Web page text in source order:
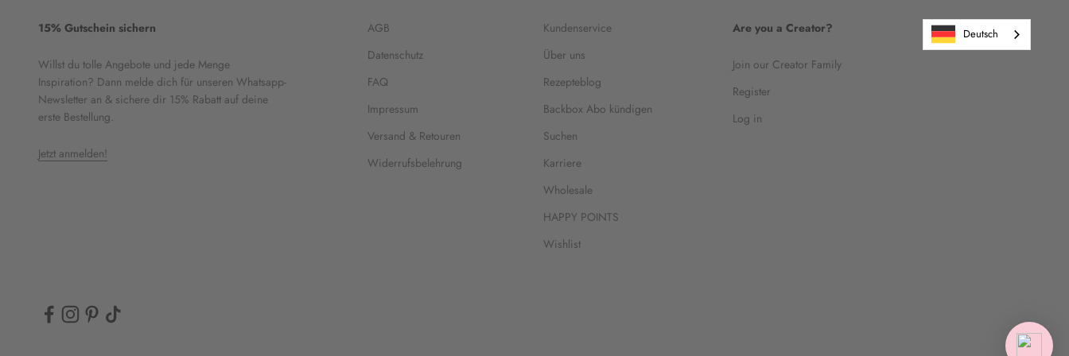
15% Gutschein sichern
Willst du tolle Angebote und jede Menge
Inspiration? Dann melde dich für unseren Whatsapp-
Newsletter an & sichere dir 15% Rabatt auf deine
erste Bestellung.
Jetzt anmelden!
AGB
Datenschutz
FAQ
Impressum
Versand & Retouren
Widerrufsbelehrung
Kundenservice
Über uns
Rezepteblog
Backbox Abo kündigen
Suchen
Karriere
Wholesale
HAPPY POINTS
Wishlist
Are you a Creator?
Join our Creator Family
Register
Log in
Deutsch